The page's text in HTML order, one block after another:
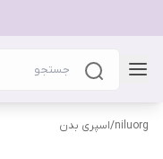
niluorg
/اسپری بدن